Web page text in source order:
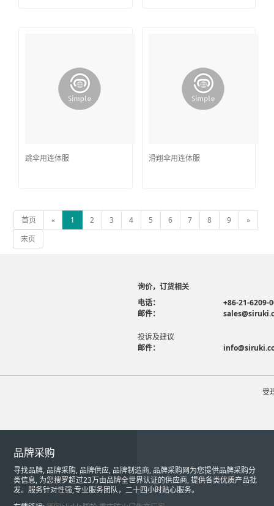
跳伞用连体服 滑翔伞用连体服
首页 « 1 2 3 4 5 6 7 8 9
»
末页
询价，订货相关
电话：
+86-21-6209-
邮件：
投诉及建议
邮件：
受
品牌采购
寻找品牌, 品牌采购, 品牌供应, 品牌制造商, 品牌采购网为您提供品牌采购分
类信息, 为您搜罗超过23万由品牌全世界认证的供应商, 提供各类优质产品批
发。服务针对性强,专业服务团队，二十四小时贴心服务。